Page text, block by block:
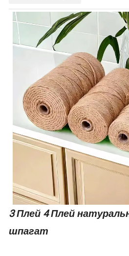
3 Плей 4 Плей
шпагат